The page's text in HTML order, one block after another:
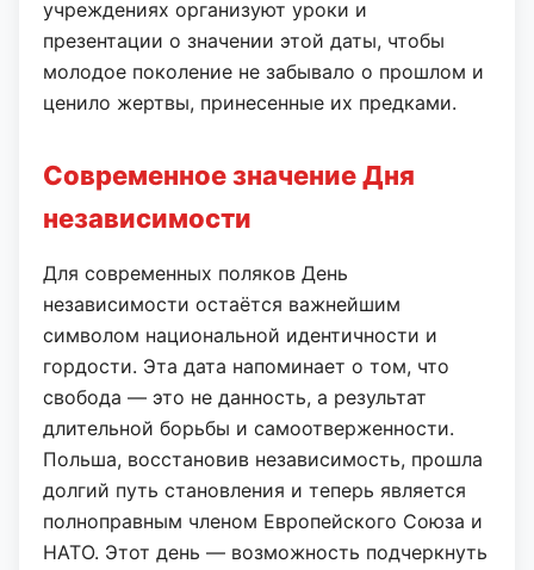
учреждениях организуют уроки и
презентации о значении этой даты, чтобы
молодое поколение не забывало о прошлом и
ценило жертвы, принесенные их предками.
Современное значение Дня
независимости
Для современных поляков День
независимости остаётся важнейшим
символом национальной идентичности и
гордости. Эта дата напоминает о том, что
свобода — это не данность, а результат
длительной борьбы и самоотверженности.
Польша, восстановив независимость, прошла
долгий путь становления и теперь является
полноправным членом Европейского Союза и
НАТО. Этот день — возможность подчеркнуть